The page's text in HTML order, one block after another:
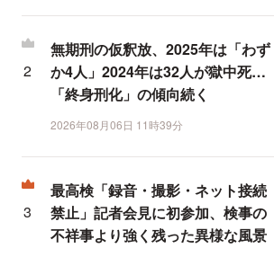
無期刑の仮釈放、2025年は「わず
か4人」2024年は32人が獄中死…
「終身刑化」の傾向続く
2026年08月06日 11時39分
最高検「録音・撮影・ネット接続
禁止」記者会見に初参加、検事の
不祥事より強く残った異様な風景